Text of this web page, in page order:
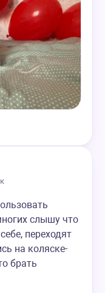
слышу что
переходят
на коляске-
брать